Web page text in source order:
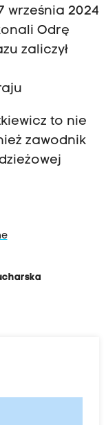
września 2024
Odrę
zaliczył
to nie
zawodnik